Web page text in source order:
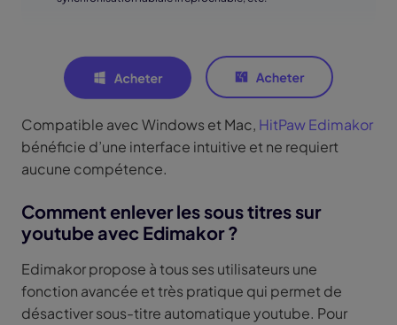
Compatible avec Windows et Mac, HitPaw Edimakor
bénéficie d’une interface intuitive et ne requiert
aucune compétence.
Comment enlever les sous titres sur
youtube avec Edimakor ?
Edimakor propose à tous ses utilisateurs une
fonction avancée et très pratique qui permet de
désactiver sous-titre automatique youtube. Pour